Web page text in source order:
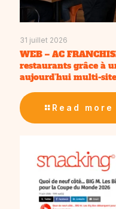
31 juillet 2026
WEB – AC
restaurants grâce à
aujourd’hui multi-
Read more